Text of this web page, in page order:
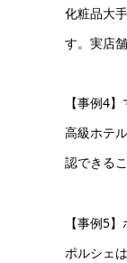
化粧品大
す。実店
【事例4
高級ホテ
認できる
【事例5
ポルシェ